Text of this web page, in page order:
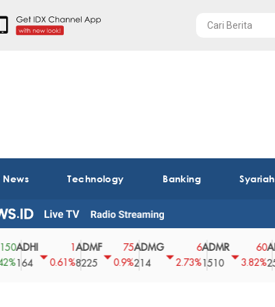
Technology Banking Syariah
0.61%8225
75
0.9%
ADMG
214
2.73%
ADMR
1510
60
3.82%
ADRO
2540